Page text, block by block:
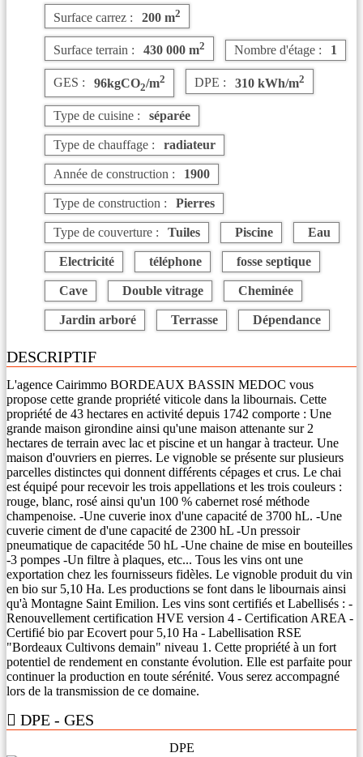
Surface carrez : 200 m2
Surface terrain : 430 000 m2 Nombre d'étage : 1
GES : 96kgCO2/m2 DPE : 310 kWh/m2
Type de cuisine : séparée
Type de chauffage : radiateur
Année de construction : 1900
Type de construction : Pierres
Type de couverture : Tuiles Piscine Eau
Electricité téléphone fosse septique
Cave Double vitrage Cheminée
Jardin arboré Terrasse Dépendance
DESCRIPTIF
L'agence Cairimmo BORDEAUX BASSIN MEDOC vous
propose cette grande propriété viticole dans la libournais. Cette
propriété de 43 hectares en activité depuis 1742 comporte : Une
grande maison girondine ainsi qu'une maison attenante sur 2
hectares de terrain avec lac et piscine et un hangar à tracteur. Une
maison d'ouvriers en pierres. Le vignoble se présente sur plusieurs
parcelles distinctes qui donnent différents cépages et crus. Le chai
est équipé pour recevoir les trois appellations et les trois couleurs :
rouge, blanc, rosé ainsi qu'un 100 % cabernet rosé méthode
champenoise. -Une cuverie inox d'une capacité de 3700 hL. -Une
cuverie ciment de d'une capacité de 2300 hL -Un pressoir
pneumatique de capacitéde 50 hL -Une chaine de mise en bouteilles
-3 pompes -Un filtre à plaques, etc... Tous les vins ont une
exportation chez les fournisseurs fidèles. Le vignoble produit du vin
en bio sur 5,10 Ha. Les productions se font dans le libournais ainsi
qu'à Montagne Saint Emilion. Les vins sont certifiés et Labellisés : -
Renouvellement certification HVE version 4 - Certification AREA -
Certifié bio par Ecovert pour 5,10 Ha - Labellisation RSE
"Bordeaux Cultivons demain" niveau 1. Cette propriété à un fort
potentiel de rendement en constante évolution. Elle est parfaite pour
continuer la production en toute sérénité. Vous serez accompagné
lors de la transmission de ce domaine.
DPE - GES
DPE